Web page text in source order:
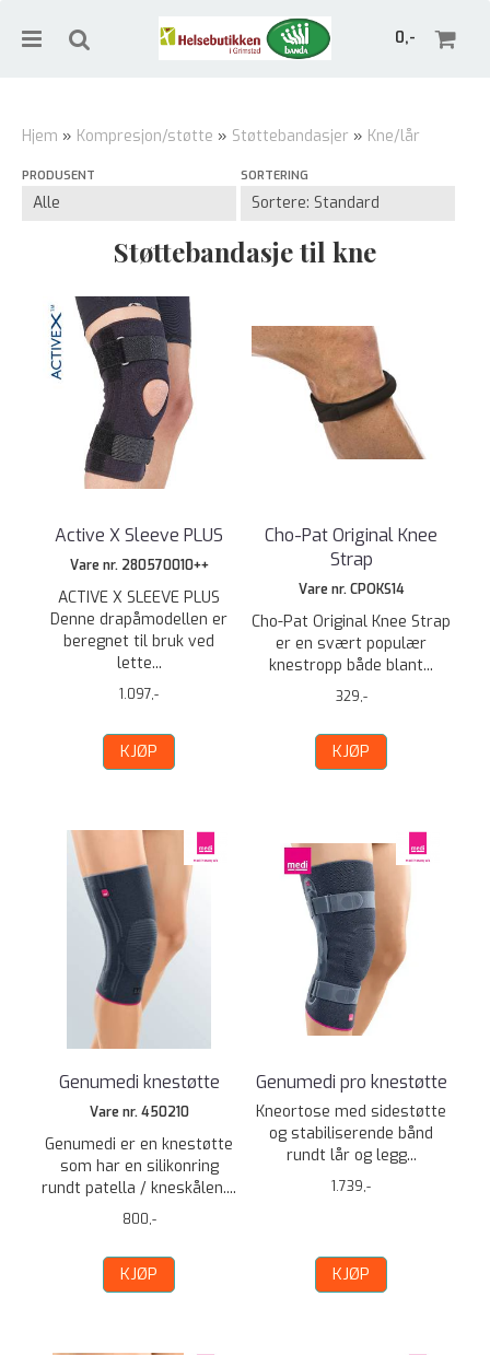
0,-
Hjem » Kompresjon/støtte » Støttebandasjer » Kne/lår
PRODUSENT SORTERING
Støttebandasje til kne
Active X Sleeve PLUS
Vare nr. 280570010++
ACTIVE X SLEEVE PLUS
Denne drapåmodellen er
beregnet til bruk ved
lette...
1.097,-
KJØP
Cho-Pat Original Knee
Strap
Vare nr. CPOKS14
Cho-Pat Original Knee Strap
er en svært populær
knestropp både blant...
329,-
KJØP
Genumedi knestøtte
Vare nr. 450210
Genumedi er en knestøtte
som har en silikonring
rundt patella / kneskålen....
800,-
KJØP
Genumedi pro knestøtte
Kneortose med sidestøtte
og stabiliserende bånd
rundt lår og legg...
1.739,-
KJØP